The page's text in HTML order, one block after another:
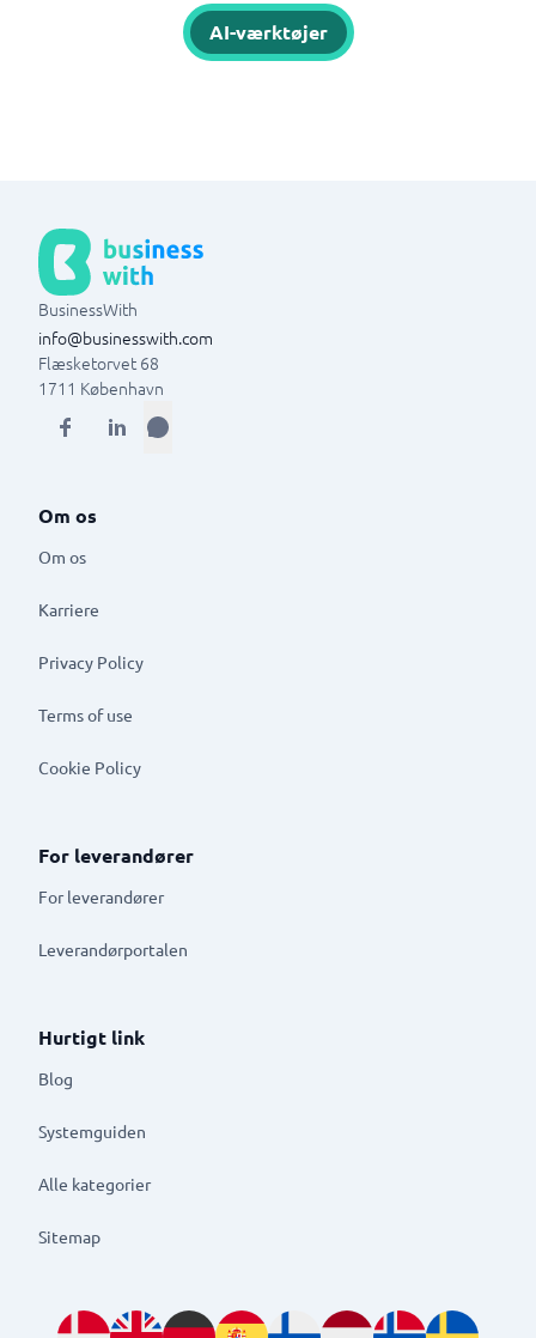
AI-værktøjer
BusinessWith
info@businesswith.com
Flæsketorvet 68
1711 København
Om os
Om os
Karriere
Privacy Policy
Terms of use
Cookie Policy
For leverandører
For leverandører
Leverandørportalen
Hurtigt link
Blog
Systemguiden
Alle kategorier
Sitemap